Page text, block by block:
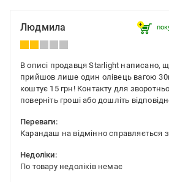
Людмила
В описі продавця Starlight написано,
прийшов лише один олівець вагою
коштує 15 грн! Контакту для
поверніть гроші або дошліть
Переваги:
Карандаш на відмінно справляється
Недоліки:
По товару недоліків немає